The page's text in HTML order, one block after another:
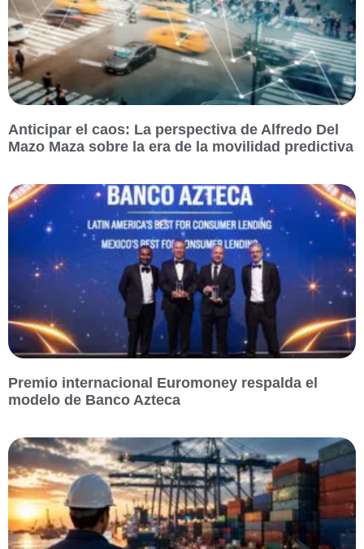
Anticipar el caos: La perspectiva de Alfredo Del
Mazo Maza sobre la era de la movilidad predictiva
Premio internacional Euromoney respalda el
modelo de Banco Azteca